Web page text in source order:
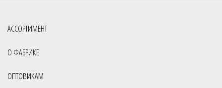
АССОРТИМЕНТ
О ФАБРИКЕ
ОПТОВИКАМ